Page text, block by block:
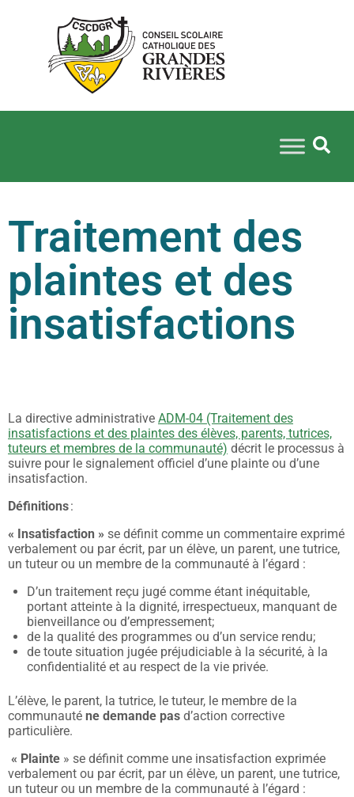
Traitement des
plaintes et des
insatisfactions
La directive administrative ADM-04 (Traitement des
insatisfactions et des plaintes des élèves, parents, tutrices,
tuteurs et membres de la communauté) décrit le processus à
suivre pour le signalement officiel d’une plainte ou d’une
insatisfaction.
Définitions:
« Insatisfaction » se définit comme un commentaire exprimé
verbalement ou par écrit, par un élève, un parent, une tutrice,
un tuteur ou un membre de la communauté à l’égard :
D’un traitement reçu jugé comme étant inéquitable,
portant atteinte à la dignité, irrespectueux, manquant de
bienveillance ou d’empressement;
de la qualité des programmes ou d’un service rendu;
de toute situation jugée préjudiciable à la sécurité, à la
confidentialité et au respect de la vie privée.
L’élève, le parent, la tutrice, le tuteur, le membre de la
communauté ne demande pas d’action corrective
particulière.
« Plainte » se définit comme une insatisfaction exprimée
verbalement ou par écrit, par un élève, un parent, une tutrice,
un tuteur ou un membre de la communauté à l’égard :